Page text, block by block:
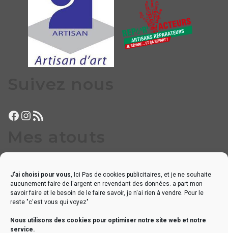
J'ai choisi pour vous, Ici Pas de cookies publicitaires, et je ne souhaite
aucunement faire de l'argent en revendant des données. a part mon
savoir faire et le besoin de le faire savoir, je n'ai rien à vendre. Pour le
reste "c'est vous qui voyez"
Nous utilisons des cookies pour optimiser notre site web et notre
service.
Facebook
Instagram
Flux RSS
Petits dépannages sans délai
Réglages appréciés par les musiciens locaux les plus exigeants
Mes références